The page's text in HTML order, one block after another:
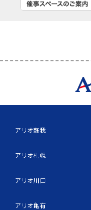
アリオ蘇我
アリオ札幌
アリオ川口
アリオ亀有